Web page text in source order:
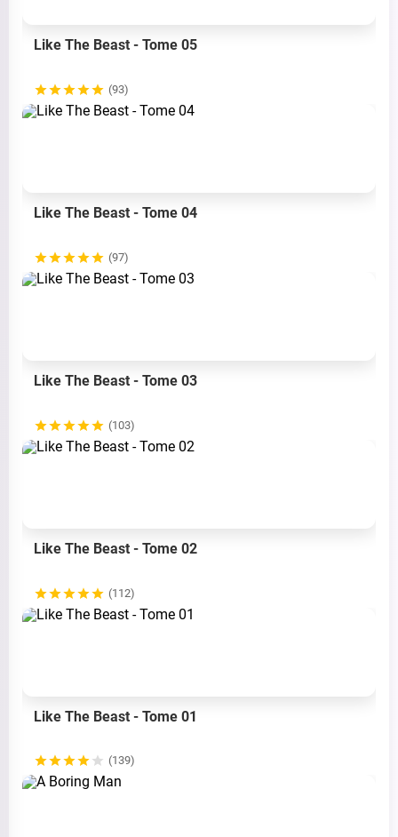
Like The Beast - Tome 05
(93)
Like The Beast - Tome 04
(97)
Like The Beast - Tome 03
(103)
Like The Beast - Tome 02
(112)
Like The Beast - Tome 01
(139)